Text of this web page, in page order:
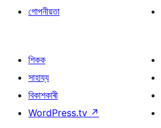
গোপনীয়তা
শিকক
সাহায্য
বিকাশকাৰী
WordPress.tv ↗